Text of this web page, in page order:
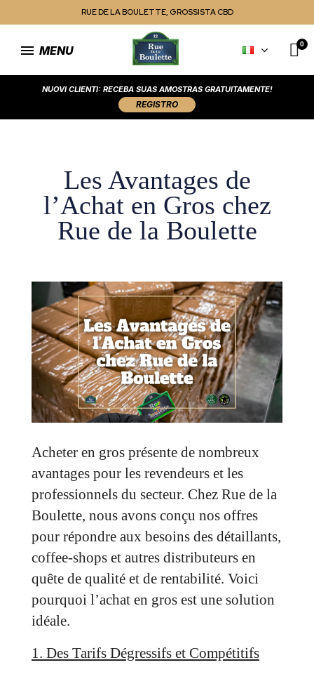
RUE DE LA BOULETTE, GROSSISTA CBD
MENU
NUOVI CLIENTI: RECEBA SUAS AMOSTRAS GRATUITAMENTE!
REGISTRO
Les Avantages de
l’Achat en Gros chez
Rue de la Boulette
Acheter en gros présente de nombreux
avantages pour les revendeurs et les
professionnels du secteur. Chez Rue de la
Boulette, nous avons conçu nos offres
pour répondre aux besoins des détaillants,
coffee-shops et autres distributeurs en
quête de qualité et de rentabilité. Voici
pourquoi l’achat en gros est une solution
idéale.
1. Des Tarifs Dégressifs et Compétitifs